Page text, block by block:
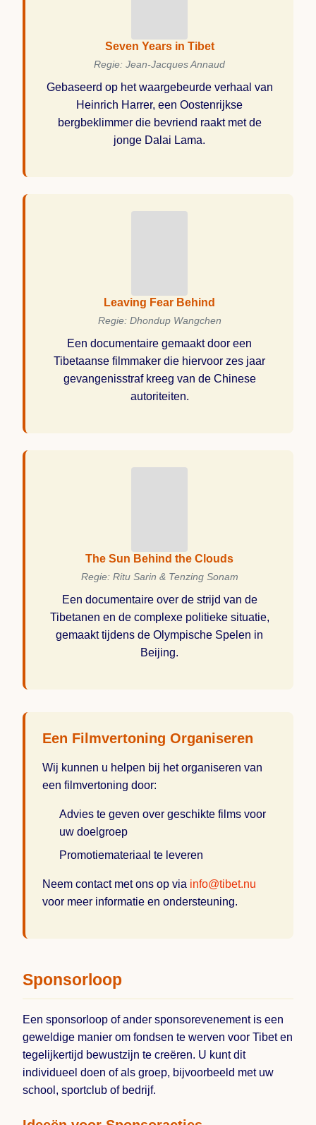
Seven Years in Tibet
Regie: Jean-Jacques Annaud
Gebaseerd op het waargebeurde verhaal van
Heinrich Harrer, een Oostenrijkse
bergbeklimmer die bevriend raakt met de
jonge Dalai Lama.
Leaving Fear Behind
Regie: Dhondup Wangchen
Een documentaire gemaakt door een
Tibetaanse filmmaker die hiervoor zes jaar
gevangenisstraf kreeg van de Chinese
autoriteiten.
The Sun Behind the Clouds
Regie: Ritu Sarin & Tenzing Sonam
Een documentaire over de strijd van de
Tibetanen en de complexe politieke situatie,
gemaakt tijdens de Olympische Spelen in
Beijing.
Een Filmvertoning Organiseren
Wij kunnen u helpen bij het organiseren van
een filmvertoning door:
Advies te geven over geschikte films voor
uw doelgroep
Promotiemateriaal te leveren
Neem contact met ons op via info@tibet.nu
voor meer informatie en ondersteuning.
Sponsorloop
Een sponsorloop of ander sponsorevenement is een
geweldige manier om fondsen te werven voor Tibet en
tegelijkertijd bewustzijn te creëren. U kunt dit
individueel doen of als groep, bijvoorbeeld met uw
school, sportclub of bedrijf.